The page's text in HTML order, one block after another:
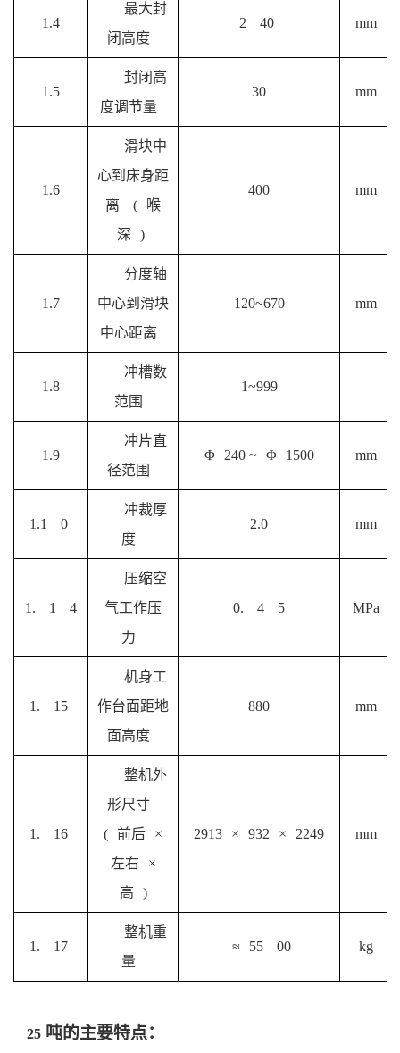
1.4
最大封
闭高度
2 40 mm
1.5
封闭高
度调节量
30 mm
1.6
滑块中
心到床身距
离
(
喉
深
)
400 mm
1.7
分度轴
中心到滑块
中心距离
120~670 mm
1.8
冲槽数
范围
1~999
1.9
冲片直
径范围
Φ 240 ~ Φ 1500 mm
1.1 0
冲裁厚
度
2.0 mm
1. 1 4
压缩空
气工作压
力
0. 4 5 MPa
1. 15
机身工
作台面距地
面高度
880 mm
1. 16
整机外
形尺寸
( 前后
×
左右
×
高
)
2913 × 932 × 2249 mm
1. 17
整机重
量
≈ 55 00 kg
25 吨的主要特点：